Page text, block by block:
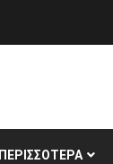
ΠΕΡΙΣΣΌΤΕΡΑ